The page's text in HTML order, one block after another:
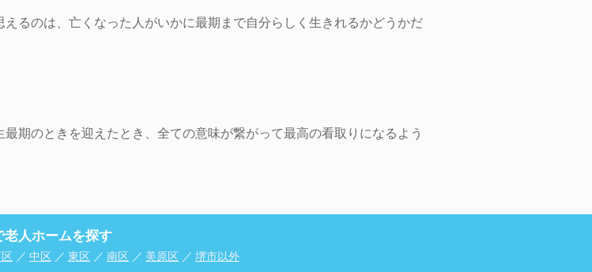
るのは、亡くなった人がいかに最期まで自分らしく生きれるかどうかだ
期のときを迎えたとき、全ての意味が繋がって最高の看取りになるよう
老人ホームを探す
／ 中区 ／ 東区 ／ 南区 ／ 美原区 ／ 堺市以外